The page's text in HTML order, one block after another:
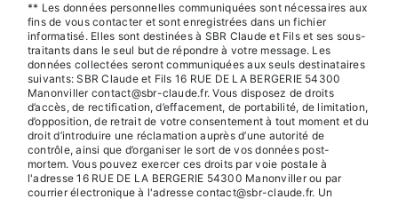
** Les données personnelles communiquées sont nécessaires aux
fins de vous contacter et sont enregistrées dans un fichier
informatisé. Elles sont destinées à SBR Claude et Fils et ses sous-
traitants dans le seul but de répondre à votre message. Les
données collectées seront communiquées aux seuls destinataires
suivants: SBR Claude et Fils 16 RUE DE LA BERGERIE 54300
Manonviller contact@sbr-claude.fr. Vous disposez de droits
d’accès, de rectification, d’effacement, de portabilité, de limitation,
d’opposition, de retrait de votre consentement à tout moment et du
droit d’introduire une réclamation auprès d’une autorité de
contrôle, ainsi que d’organiser le sort de vos données post-
mortem. Vous pouvez exercer ces droits par voie postale à
l'adresse 16 RUE DE LA BERGERIE 54300 Manonviller ou par
courrier électronique à l'adresse contact@sbr-claude.fr. Un